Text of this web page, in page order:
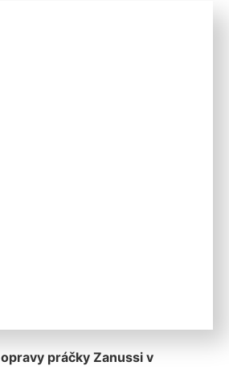
opravy práčky Zanussi v